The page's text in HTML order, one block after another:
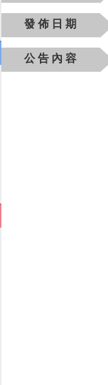
發 佈 日 期
公 告 內 容